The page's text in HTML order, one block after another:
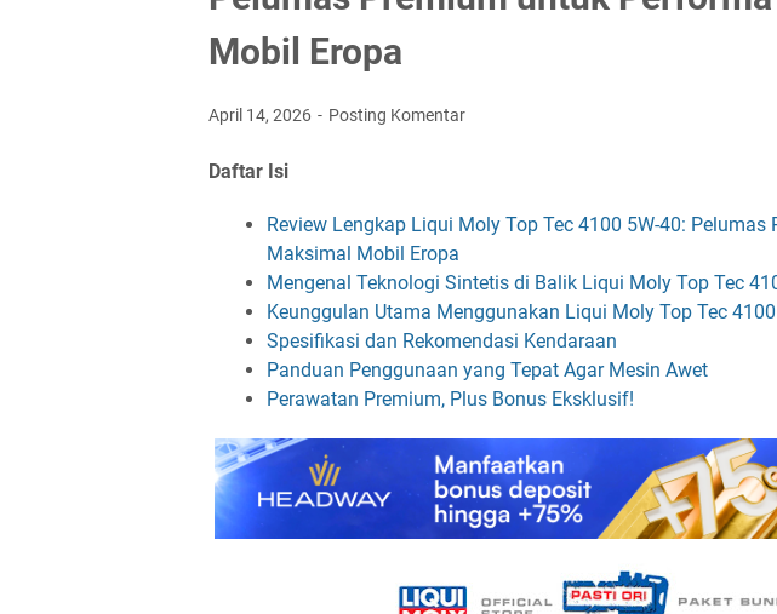
Mobil Eropa
April 14, 2026 Posting Komentar
Daftar Isi
Review Lengkap Liqui Moly Top Tec 4100 5W-40:
Maksimal Mobil Eropa
Mengenal Teknologi Sintetis di Balik Liqui Moly Top Tec
Keunggulan Utama Menggunakan Liqui Moly Top Tec 4100
Spesifikasi dan Rekomendasi Kendaraan
Panduan Penggunaan yang Tepat Agar Mesin Awet
Perawatan Premium, Plus Bonus Eksklusif!